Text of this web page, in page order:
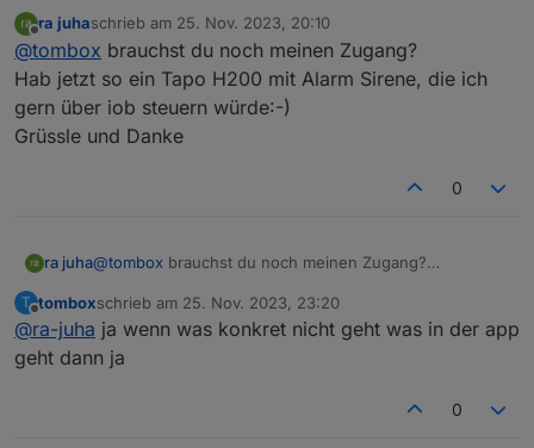
Offline
ra juhaschrieb am 25. Nov. 2023, 20:10
zuletzt editiert von
@tombox brauchst du noch meinen Zugang?
Hab jetzt so ein Tapo H200 mit Alarm Sirene, die ich
gern über iob steuern würde:-)
Grüssle und Danke
0
ra juha@tombox brauchst du noch meinen Zugang?
gern über iob steuern würde:-)
Grüssle und Danke
T
Offline
tomboxschrieb am 25. Nov. 2023, 23:20
zuletzt editiert von
@ra-juha ja wenn was konkret nicht geht was in der app
geht dann ja
0